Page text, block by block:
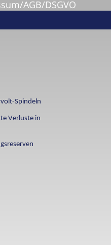
Spindeln
Verluste in
AGB/DSGVO